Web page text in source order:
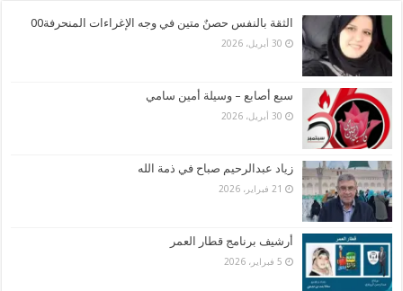
الثقة بالنفس حصنٌ متين في وجه الإغراءات المنحرفة00
30 أبريل، 2026
سبع أصابع – وسيلة أمين سامي
30 أبريل، 2026
زياد عبدالرحيم صباح في ذمة الله
21 فبراير، 2026
أرشيف برنامج قطار العمر
5 فبراير، 2026